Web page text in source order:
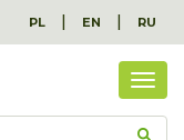
PL | EN | RU
вес